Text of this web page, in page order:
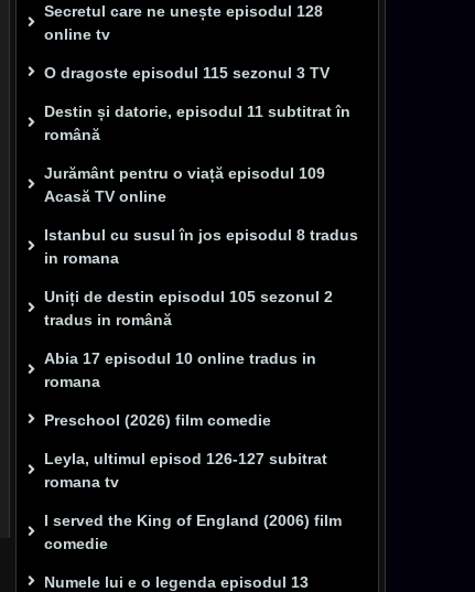
Secretul care ne unește episodul 128
online tv
O dragoste episodul 115 sezonul 3 TV
Destin și datorie, episodul 11 subtitrat în
română
Jurământ pentru o viață episodul 109
Acasă TV online
Istanbul cu susul în jos episodul 8 tradus
in romana
Uniți de destin episodul 105 sezonul 2
tradus in română
Abia 17 episodul 10 online tradus in
romana
Preschool (2026) film comedie
Leyla, ultimul episod 126-127 subitrat
romana tv
I served the King of England (2006) film
comedie
Numele lui e o legenda episodul 13